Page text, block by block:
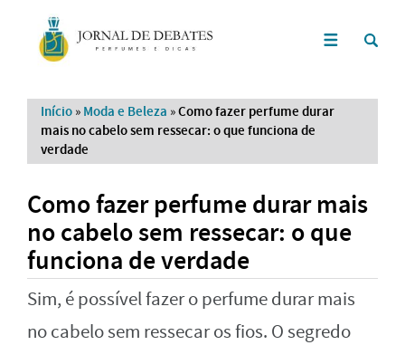
Início » Moda e Beleza »Como fazer perfume durar
mais no cabelo sem ressecar: o que funciona de
verdade
Como fazer perfume durar mais
no cabelo sem ressecar: o que
funciona de verdade
Sim, é possível fazer o perfume durar mais
no cabelo sem ressecar os fios. O segredo